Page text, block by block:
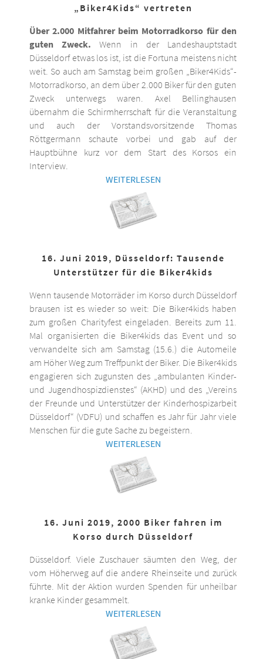
„Biker4Kids“ vertreten
Über 2.000 Mitfahrer beim Motorradkorso für den
guten Zweck. Wenn in der Landeshauptstadt
Düsseldorf etwas los ist, ist die Fortuna meistens nicht
weit. So auch am Samstag beim großen „Biker4Kids“-
Motorradkorso, an dem über 2.000 Biker für den guten
Zweck unterwegs waren. Axel Bellinghausen
übernahm die Schirmherrschaft für die Veranstaltung
und auch der Vorstandsvorsitzende Thomas
Röttgermann schaute vorbei und gab auf der
Hauptbühne kurz vor dem Start des Korsos ein
Interview.
WEITERLESEN
16. Juni 2019, Düsseldorf: Tausende
Unterstützer für die Biker4kids
Wenn tausende Motorräder im Korso durch Düsseldorf
brausen ist es wieder so weit: Die Biker4kids haben
zum großen Charityfest eingeladen. Bereits zum 11.
Mal organisierten die Biker4kids das Event und so
verwandelte sich am Samstag (15.6.) die Automeile
am Höher Weg zum Treffpunkt der Biker. Die Biker4kids
engagieren sich zugunsten des „ambulanten Kinder-
und Jugendhospizdienstes“ (AKHD) und des „Vereins
der Freunde und Unterstützer der Kinderhospizarbeit
Düsseldorf“ (VDFU) und schaffen es Jahr für Jahr viele
Menschen für die gute Sache zu begeistern.
WEITERLESEN
16. Juni 2019, 2000 Biker fahren im
Korso durch Düsseldorf
Düsseldorf. Viele Zuschauer säumten den Weg, der
vom Höherweg auf die andere Rheinseite und zurück
führte. Mit der Aktion wurden Spenden für unheilbar
kranke Kinder gesammelt.
WEITERLESEN